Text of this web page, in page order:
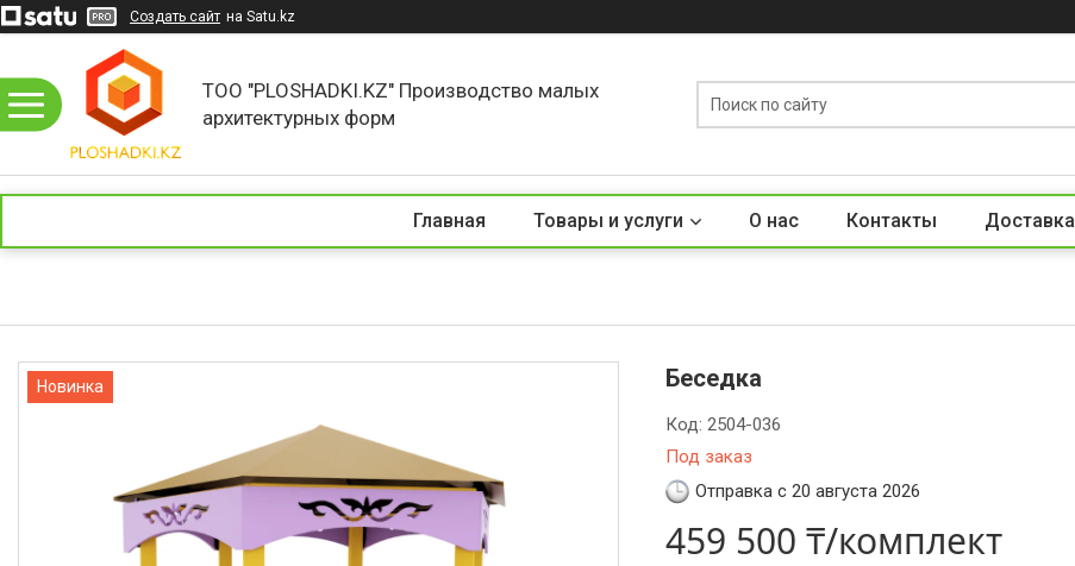
Создать сайт на Satu.kz
ТОО "PLOSHADKI.KZ" Производство малых
архитектурных форм
Главная Товары и услуги О нас Контакты Доставка
Новинка Беседка
Под заказ
Код:2504-036
Отправка с 20 августа 2026
459 500 ₸/комплект